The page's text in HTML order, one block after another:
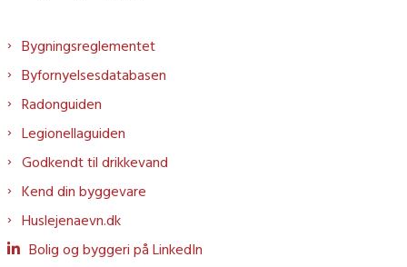
Bygningsreglementet
Byfornyelsesdatabasen
Radonguiden
Legionellaguiden
Godkendt til drikkevand
Kend din byggevare
Huslejenaevn.dk
Bolig og byggeri på LinkedIn